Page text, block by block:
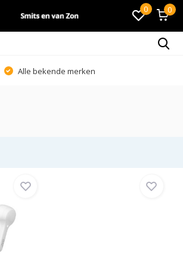
0 0
Altijd passend en persoonlijk advies